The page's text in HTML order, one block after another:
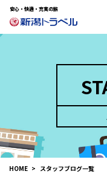
安心・快適・充実の旅
HOME スタッフブログ一覧